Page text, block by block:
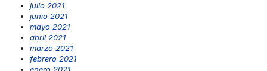
julio 2021
junio 2021
mayo 2021
abril 2021
marzo 2021
febrero 2021
enero 2021